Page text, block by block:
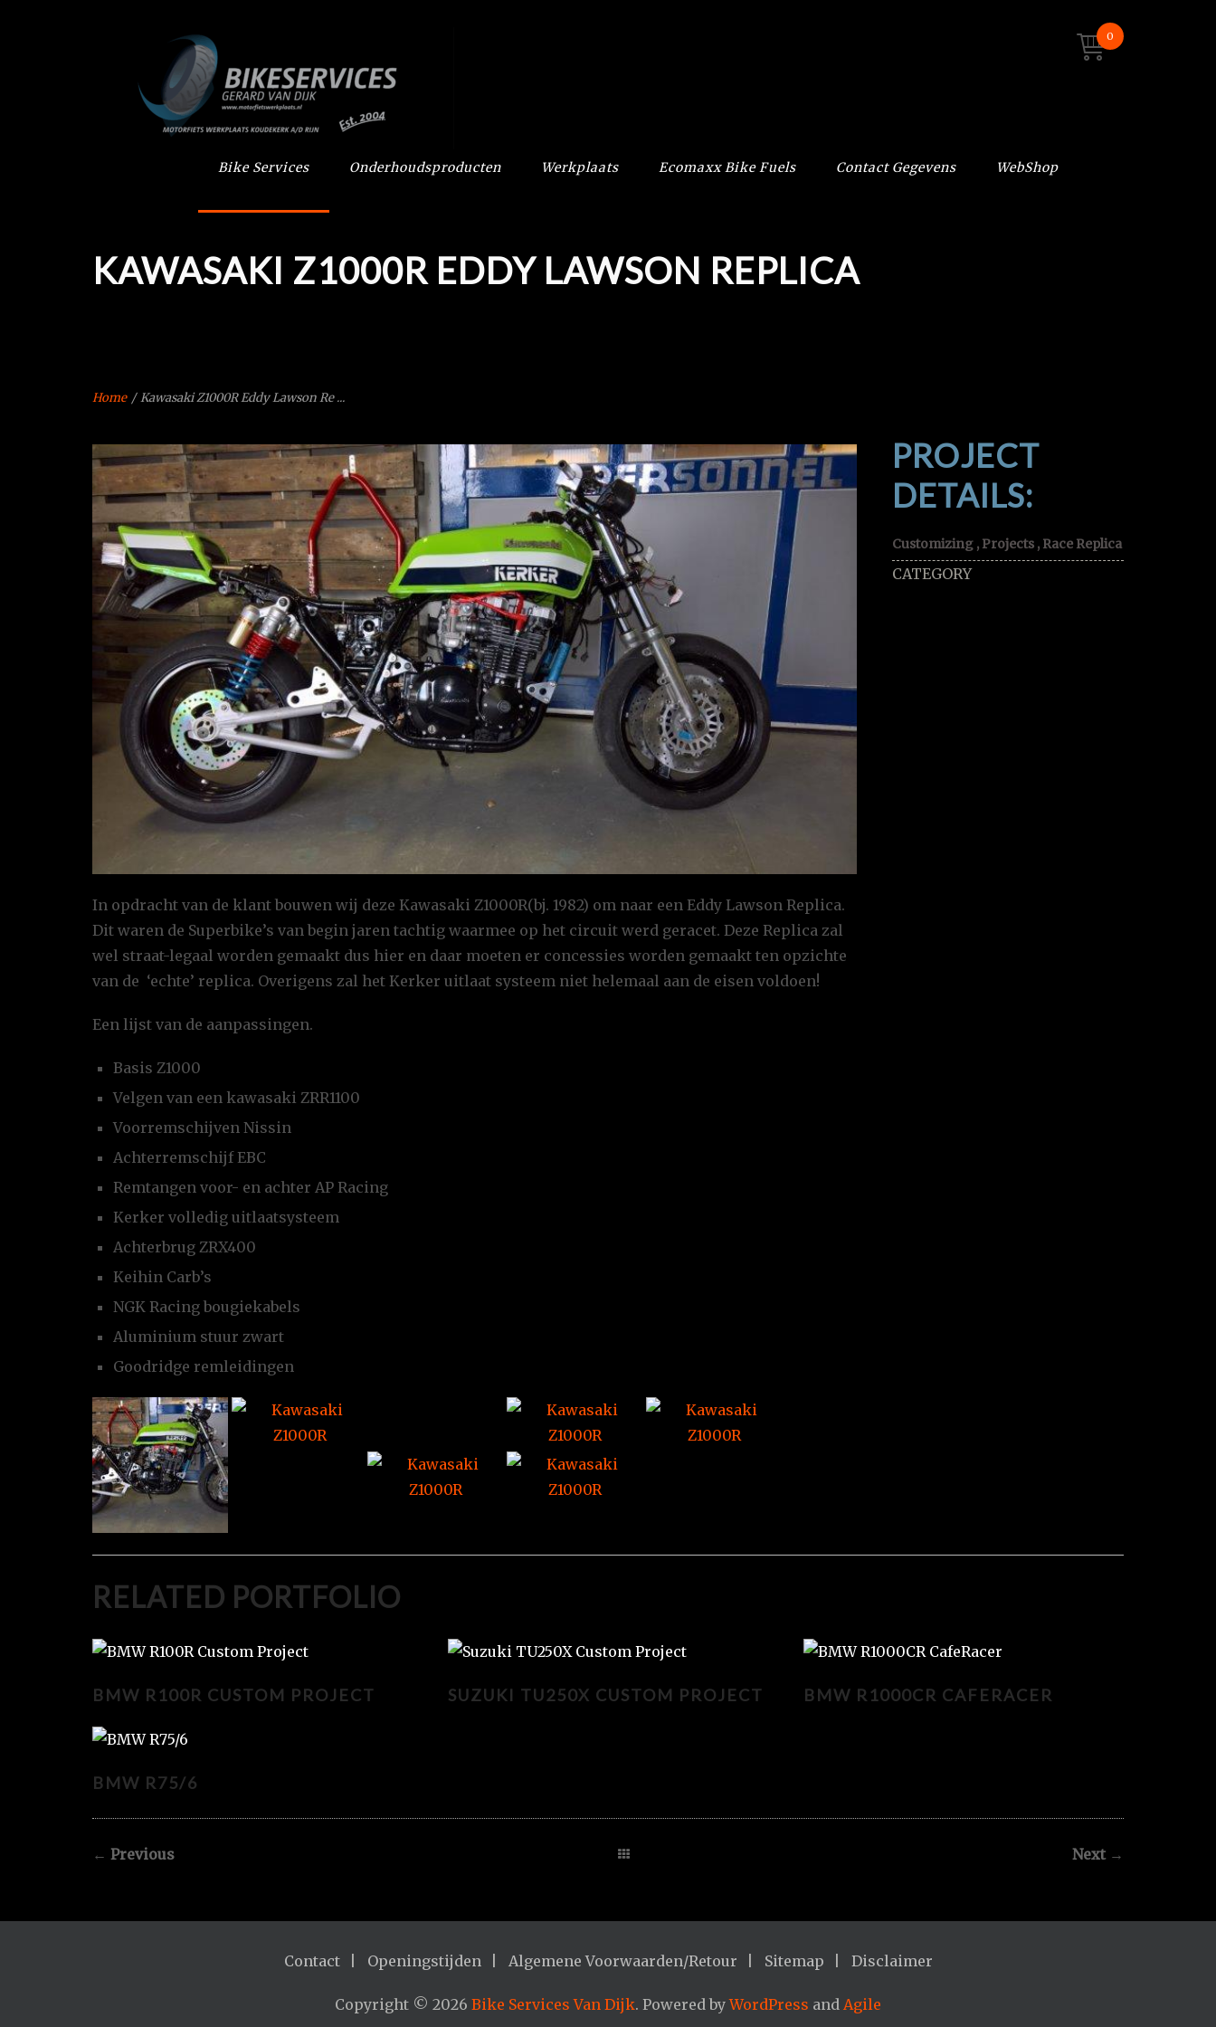
Bike Services Onderhoudsproducten Werkplaats Ecomaxx Bike Fuels Contact Gegevens WebShop
0
KAWASAKI Z1000R EDDY LAWSON REPLICA
Home /Kawasaki Z1000R Eddy Lawson Re ...
In opdracht van de klant bouwen wij deze Kawasaki Z1000R(bj. 1982) om naar een Eddy Lawson Replica.
Dit waren de Superbike’s van begin jaren tachtig waarmee op het circuit werd geracet. Deze Replica zal
wel straat-legaal worden gemaakt dus hier en daar moeten er concessies worden gemaakt ten opzichte
van de ‘echte’ replica. Overigens zal het Kerker uitlaat systeem niet helemaal aan de eisen voldoen!
Een lijst van de aanpassingen.
Basis Z1000
Velgen van een kawasaki ZRR1100
Voorremschijven Nissin
Achterremschijf EBC
Remtangen voor- en achter AP Racing
Kerker volledig uitlaatsysteem
Achterbrug ZRX400
Keihin Carb’s
NGK Racing bougiekabels
Aluminium stuur zwart
Goodridge remleidingen
PROJECT
DETAILS:
Customizing , Projects , Race Replica
CATEGORY
RELATED PORTFOLIO
BMW R100R CUSTOM PROJECT SUZUKI TU250X CUSTOM PROJECT BMW R1000CR CAFERACER
BMW R75/6
← Previous Next→
Contact Openingstijden Algemene Voorwaarden/Retour Sitemap Disclaimer
Copyright © 2026 Bike Services Van Dijk. Powered byWordPress and Agile